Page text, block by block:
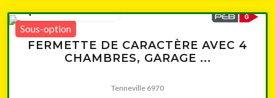
Sous-option
à partir de 299 000 €
FERMETTE DE CARACTÈRE AVEC 4
CHAMBRES, GARAGE ...
Tenneville 6970